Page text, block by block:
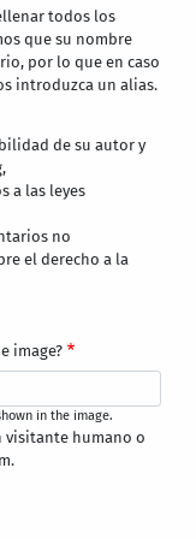
todos los
que su nombre
por lo que en caso
introduzca un alias.
de su autor y
a las leyes
no
el derecho a la
image?
in the image.
visitante humano o